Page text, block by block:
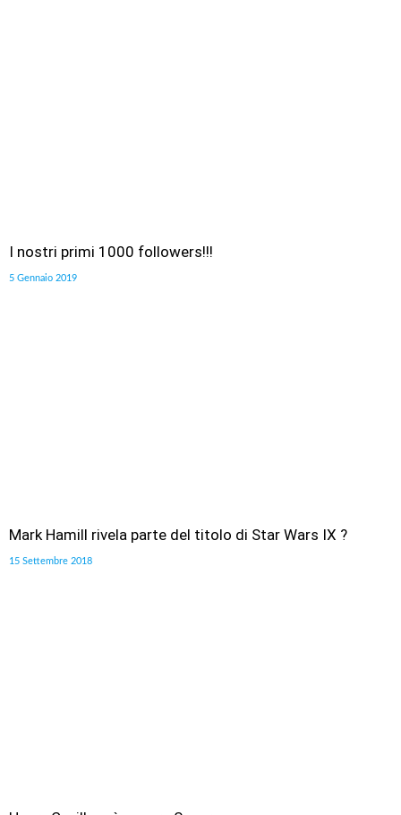
I nostri primi 1000 followers!!!
5 Gennaio 2019
Mark Hamill rivela parte del titolo di Star Wars IX ?
15 Settembre 2018